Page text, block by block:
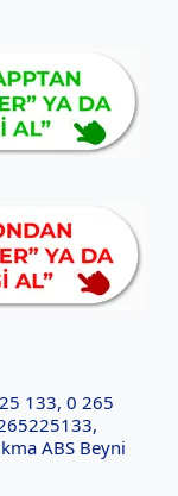
133, 0 265
ABS Beyni